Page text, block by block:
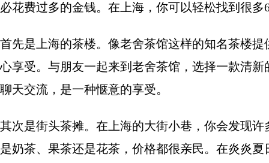
必花费过多的金钱。在上海，你可以轻松找到很多
首先是上海的茶楼。像老舍茶馆这样的知名茶楼
心享受。与朋友一起来到老舍茶馆，选择一款清
聊天交流，是一种惬意的享受。
其次是街头茶摊。在上海的大街小巷，你会发现
是奶茶、果茶还是花茶，价格都很亲民。在炎炎